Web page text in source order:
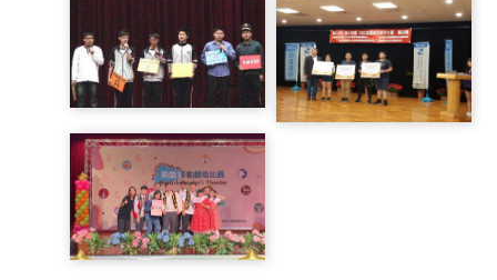
晨間閱讀
藝文競賽(書法)
英語情境會話比賽